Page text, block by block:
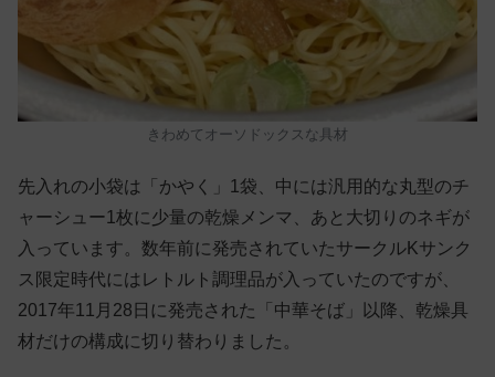
きわめてオーソドックスな具材
先入れの小袋は「かやく」1袋、中には汎用的な丸型のチ
ャーシュー1枚に少量の乾燥メンマ、あと大切りのネギが
入っています。数年前に発売されていたサークルKサンク
ス限定時代にはレトルト調理品が入っていたのですが、
2017年11月28日に発売された「中華そば」以降、乾燥具
材だけの構成に切り替わりました。